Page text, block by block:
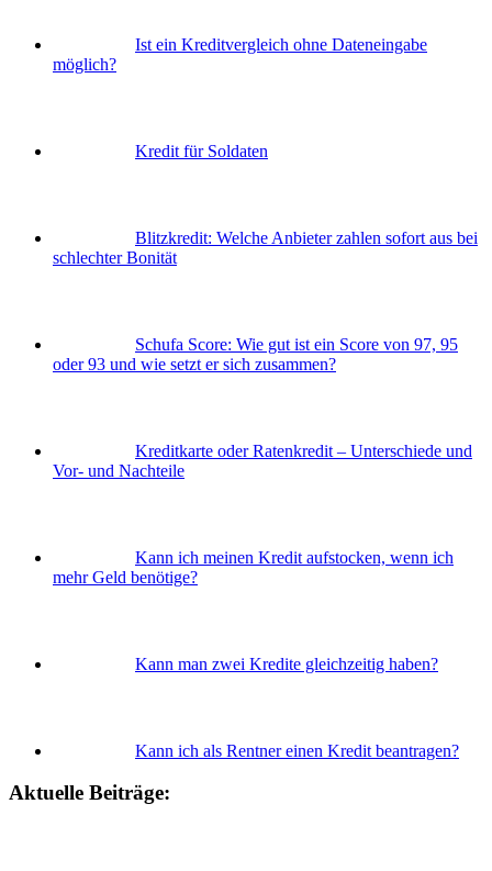
Ist ein Kreditvergleich ohne Dateneingabe
möglich?
Kredit für Soldaten
Blitzkredit: Welche Anbieter zahlen sofort aus bei
schlechter Bonität
Schufa Score: Wie gut ist ein Score von 97, 95
oder 93 und wie setzt er sich zusammen?
Kreditkarte oder Ratenkredit – Unterschiede und
Vor- und Nachteile
Kann ich meinen Kredit aufstocken, wenn ich
mehr Geld benötige?
Kann man zwei Kredite gleichzeitig haben?
Kann ich als Rentner einen Kredit beantragen?
Aktuelle Beiträge: